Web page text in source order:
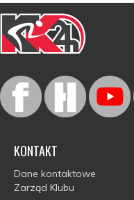
KONTAKT
Dane kontaktowe
Zarząd Klubu